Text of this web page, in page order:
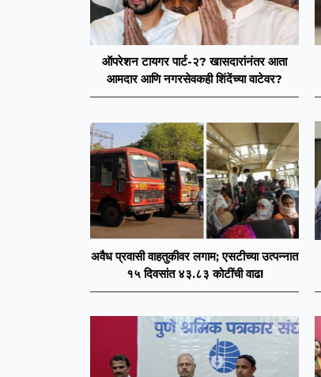
ऑपरेशन टायगर पार्ट-२? खासदारांनंतर आता
आमदार आणि नगरसेवकही शिंदेंच्या वाटेवर?
अवैध प्रवासी वाहतुकीवर लगाम; एसटीच्या उत्पन्नात
१५ दिवसांत ४३.८३ कोटींची वाढ!